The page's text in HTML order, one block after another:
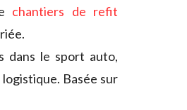
chantiers de refit
dans le sport auto,
Basée sur